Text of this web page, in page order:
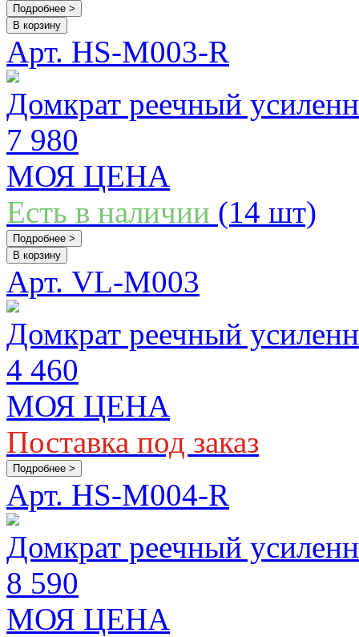
Подробнее >
В корзину
Арт. HS-M003-R
Домкрат реечный
7 980
МОЯ ЦЕНА
Есть в наличии (14 шт)
Подробнее >
В корзину
Арт. VL-M003
Домкрат реечный
4 460
МОЯ ЦЕНА
Поставка под заказ
Подробнее >
Арт. HS-M004-R
Домкрат реечный
8 590
МОЯ ЦЕНА